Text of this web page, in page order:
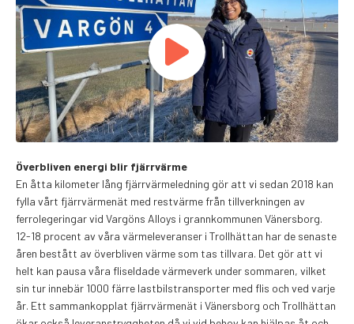
Överbliven energi blir fjärrvärme
En åtta kilometer lång fjärrvärmeledning gör att vi sedan 2018 kan
fylla vårt fjärrvärmenät med restvärme från tillverkningen av
ferrolegeringar vid Vargöns Alloys i grannkommunen Vänersborg.
12-18 procent av våra värmeleveranser i Trollhättan har de senaste
åren bestått av överbliven värme som tas tillvara. Det gör att vi
helt kan pausa våra fliseldade värmeverk under sommaren, vilket
sin tur innebär 1000 färre lastbilstransporter med flis och ved varje
år. Ett sammankopplat fjärrvärmenät i Vänersborg och Trollhättan